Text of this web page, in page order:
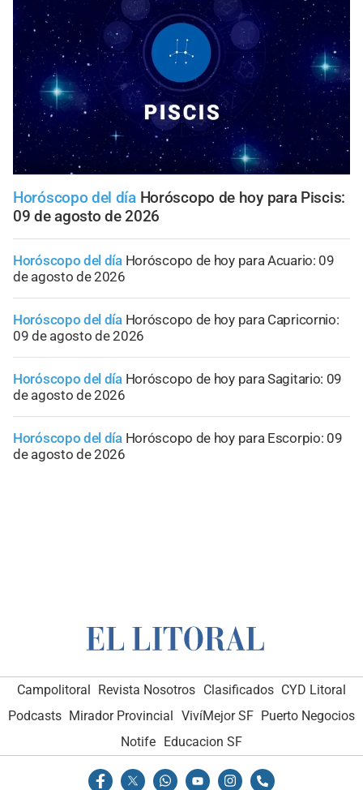
Horóscopo del día Horóscopo de hoy para Piscis:
09 de agosto de 2026
Horóscopo del día Horóscopo de hoy para Acuario: 09
de agosto de 2026
Horóscopo del día Horóscopo de hoy para Capricornio:
09 de agosto de 2026
Horóscopo del día Horóscopo de hoy para Sagitario: 09
de agosto de 2026
Horóscopo del día Horóscopo de hoy para Escorpio: 09
de agosto de 2026
Campolitoral Revista Nosotros Clasificados CYD Litoral
Podcasts Mirador Provincial VivíMejor SF Puerto Negocios
Notife Educacion SF